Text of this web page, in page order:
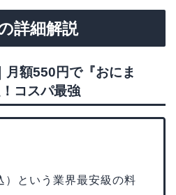
詳細解説
月額550円で『おにま
コスパ最強
）という業界最安級の料